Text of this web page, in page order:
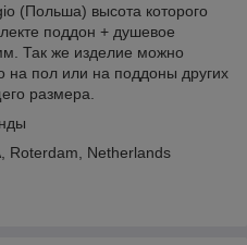
(Польша) высота которого
поддон + душевое
Так же изделие можно
на пол или на поддоны других
размера.
Roterdam, Netherlands